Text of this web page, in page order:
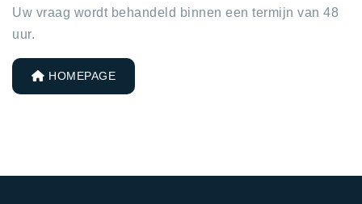
Uw vraag wordt behandeld binnen een termijn van 48
uur.
HOMEPAGE